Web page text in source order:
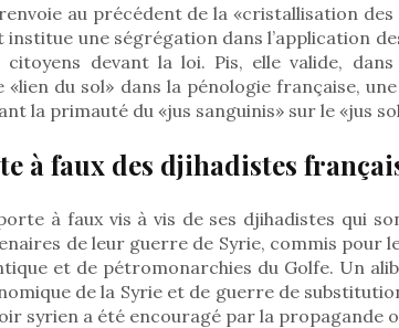
au précédent de la «cristallisation
une ségrégation dans l’application
citoyens devant la loi. Pis, elle valide, dans
«lien du sol» dans la pénologie française,
la primauté du «jus sanguinis» sur le «jus
à faux des djihadistes
à faux vis à vis de ses djihadistes qui
de leur guerre de Syrie, commis pour
et de pétromonarchies du Golfe. Un
de la Syrie et de guerre de
syrien a été encouragé par la propagande